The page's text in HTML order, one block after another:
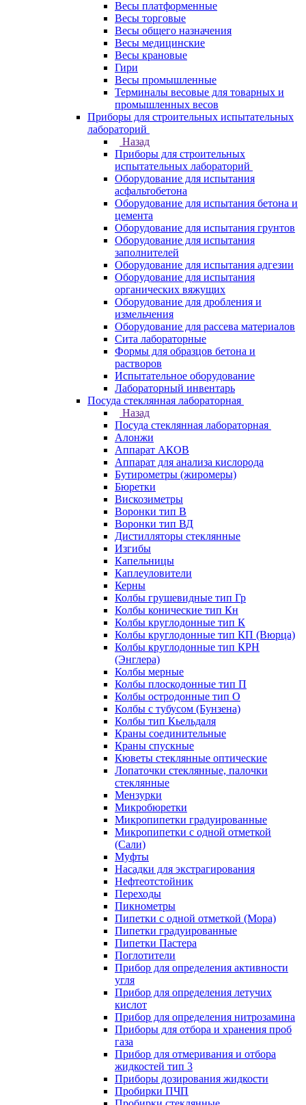
Весы платформенные
Весы торговые
Весы общего назначения
Весы медицинские
Весы крановые
Гири
Весы промышленные
Терминалы весовые для товарных и
промышленных весов
Приборы для строительных испытательных
лабораторий
Назад
Приборы для строительных
испытательных лабораторий
Оборудование для испытания
асфальтобетона
Оборудование для испытания бетона и
цемента
Оборудование для испытания грунтов
Оборудование для испытания
заполнителей
Оборудование для испытания адгезии
Оборудование для испытания
органических вяжущих
Оборудование для дробления и
измельчения
Оборудование для рассева материалов
Сита лабораторные
Формы для образцов бетона и
растворов
Испытательное оборудование
Лабораторный инвентарь
Посуда стеклянная лабораторная
Назад
Посуда стеклянная лабораторная
Алонжи
Аппарат АКОВ
Аппарат для анализа кислорода
Бутирометры (жиромеры)
Бюретки
Вискозиметры
Воронки тип В
Воронки тип ВД
Дистилляторы стеклянные
Изгибы
Капельницы
Каплеуловители
Керны
Колбы грушевидные тип Гр
Колбы конические тип Кн
Колбы круглодонные тип К
Колбы круглодонные тип КП (Вюрца)
Колбы круглодонные тип КРН
(Энглера)
Колбы мерные
Колбы плоскодонные тип П
Колбы остродонные тип О
Колбы с тубусом (Бунзена)
Колбы тип Кьельдаля
Краны соединительные
Краны спускные
Кюветы стеклянные оптические
Лопаточки стеклянные, палочки
стеклянные
Мензурки
Микробюретки
Микропипетки градуированные
Микропипетки с одной отметкой
(Сали)
Муфты
Насадки для экстрагирования
Нефтеотстойник
Переходы
Пикнометры
Пипетки с одной отметкой (Мора)
Пипетки градуированные
Пипетки Пастера
Поглотители
Прибор для определения активности
угля
Прибор для определения летучих
кислот
Прибор для определения нитрозамина
Приборы для отбора и хранения проб
газа
Прибор для отмеривания и отбора
жидкостей тип 3
Приборы дозирования жидкости
Пробирки ПЧП